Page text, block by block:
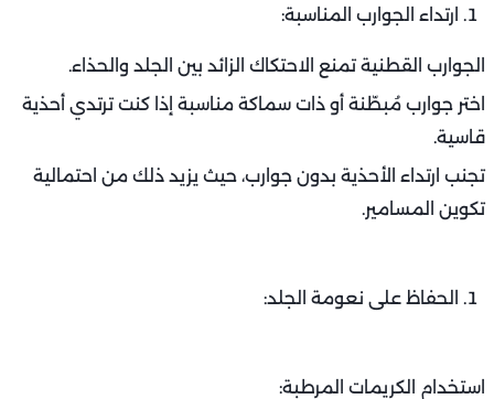
ارتداء الجوارب المناسبة:
الجوارب القطنية تمنع الاحتكاك الزائد بين الجلد والحذاء.
اختر جوارب مُبطّنة أو ذات سماكة مناسبة إذا كنت ترتدي أحذية
قاسية.
تجنب ارتداء الأحذية بدون جوارب، حيث يزيد ذلك من احتمالية
تكوين المسامير.
الحفاظ على نعومة الجلد:
استخدام الكريمات المرطبة: